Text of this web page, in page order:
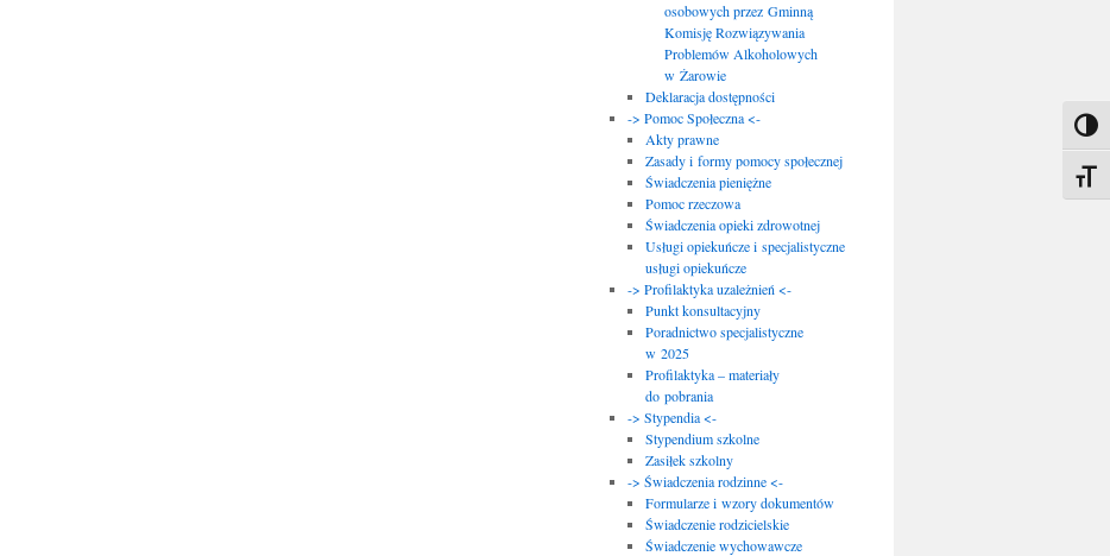
osobowych przez Gminną
Komisję Rozwiązywania
Problemów Alkoholowych
w Żarowie
Deklaracja dostępności
-> Pomoc Społeczna <-
Akty prawne
Zasady i formy pomocy społecznej
Świadczenia pieniężne
Pomoc rzeczowa
Świadczenia opieki zdrowotnej
Usługi opiekuńcze i specjalistyczne
usługi opiekuńcze
-> Profilaktyka uzależnień <-
Punkt konsultacyjny
Poradnictwo specjalistyczne
w 2025
Profilaktyka – materiały
do pobrania
-> Stypendia <-
Stypendium szkolne
Zasiłek szkolny
-> Świadczenia rodzinne <-
Formularze i wzory dokumentów
Świadczenie rodzicielskie
Świadczenie wychowawcze